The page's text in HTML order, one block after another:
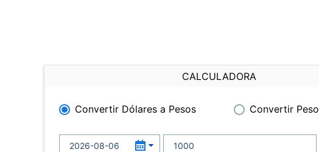
CALCULADORA
Convertir Dólares a Pesos Convertir